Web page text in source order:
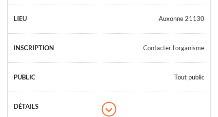
Auxonne 21130
Contacter l’organisme
Tout public